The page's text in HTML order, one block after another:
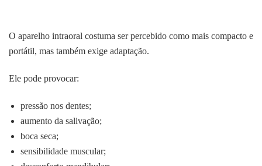
O aparelho intraoral costuma ser percebido como mais compacto e
portátil, mas também exige adaptação.
Ele pode provocar:
pressão nos dentes;
aumento da salivação;
boca seca;
sensibilidade muscular;